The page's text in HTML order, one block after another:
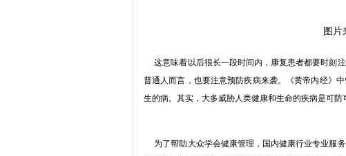
图片
这意味着以后很长一段时间内，康复患者都要时刻
普通人而言，也要注意预防疾病来袭。《黄帝内经》
生的病。其实，大多威胁人类健康和生命的疾病是可
为了帮助大众学会健康管理，国内健康行业专业服